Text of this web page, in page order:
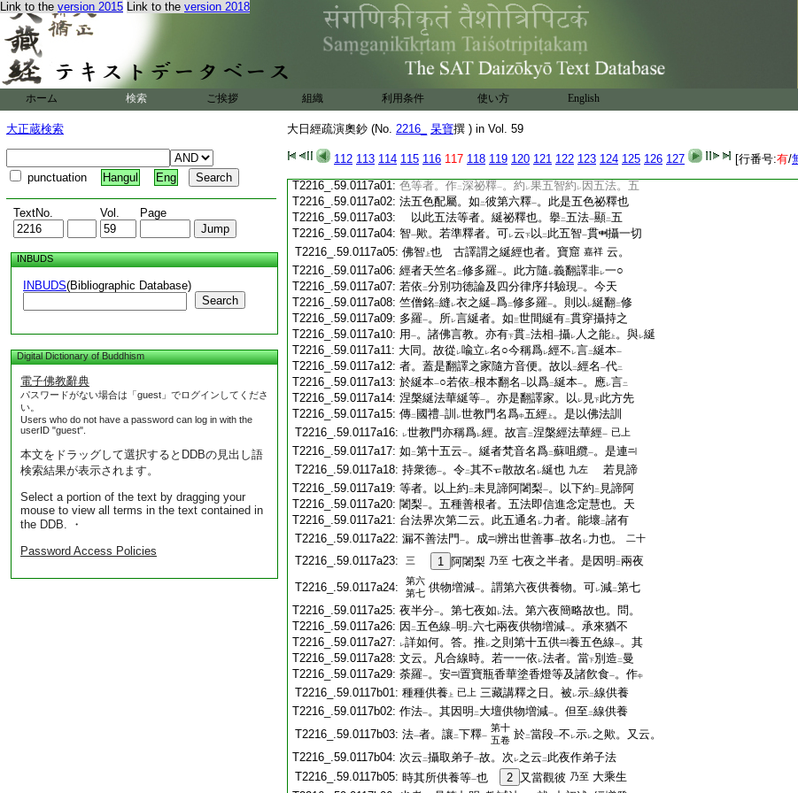
Link to the version 2015 Link to the version 2018
ホーム 検索 ご挨拶 組織 利用条件 使い方 English
大正蔵検索
punctuation Hangul Eng
TextNo. Vol. Page
INBUDS
INBUDS(Bibliographic Database)
Search
Digital Dictionary of Buddhism
電子佛教辭典
パスワードがない場合は「guest」でログインしてくださ
い。
Users who do not have a password can log in with the
userID "guest".
本文をドラッグして選択するとDDBの見出し語
検索結果が表示されます。
Select a portion of the text by dragging your
mouse to view all terms in the text contained in
the DDB. ・
Password Access Policies
大日經疏演奧鈔 (No. 2216_ 杲寶撰 ) in Vol. 59
112 113 114 115 116 117 118 119 120 121 122 123 124 125 126 127 [行番号:有/
T2216_.59.0116c20: 無量生一不 レ令二失壞一也 已上 私案。修多羅此翻
T2216_.59.0116c21:
經。三藏中經詮 定故。繋 等持臂
尤以相應。
T2216_.59.0116c22:或又五色線表 一五智一 。爲 示 二定慧相應義
等持臂
也。或又羂索大悲三昧表示也。悲智
如 次。主 左右兩邊 故繋 定臂 歟。 2
如是攝
T2216_.59.0116c25:受等者。釋 經如是受弟子等二句 一其金剛
T2216_.59.0116c26: 結等者。文次第云。金剛結法從師面受文 云云
T2216_.59.0116c27:智證雜鈔注二此文 云。此結法臨發之際。面
T2216_.59.0116c28:
T2216_.59.0116c29: 垂 附來 云云 結線法可 問 師口 也 復次五
T2216_.59.0117a01: 色等者。作二深祕釋一。約 レ果五智約 レ 因五法。五
T2216_.59.0117a02: 法五色配屬。如 二彼第六釋一。此是五色祕釋也
T2216_.59.0117a03:
以此五法等者。綖祕釋也。擧二五法一顯二五
T2216_.59.0117a04: 智一歟。若準釋者。可レ云下 以 二 此五智一貫
攝一切
T2216_.59.0117a05: 佛智 上也 古譯謂之綖經也者。寶窟 嘉祥 云。
T2216_.59.0117a06: 經者天竺名 二修多羅一。此方隨 レ義翻譯非レ一○
T2216_.59.0117a07: 若依 二分別功徳論及四分律序幷驗現一。今天
T2216_.59.0117a08: 竺僧銘二縫 レ衣之綖一爲二修多羅一。則以 レ綖翻二修
T2216_.59.0117a09: 多羅一。所レ言綖者。如三世間綖有二貫穿攝持之
T2216_.59.0117a10: 用 一。諸佛言教。亦有下貫二法相一攝レ 人之能 上 。與レ綖
T2216_.59.0117a11: 大同。故從 レ喩立 レ名○今稱爲レ經不 レ言二綖本一
T2216_.59.0117a12: 者。蓋是翻譯之家隨方音便。故以 二經名 一代二
T2216_.59.0117a13: 於綖本一○若依 二根本翻名 一 以爲二綖本一。應レ言二
T2216_.59.0117a14: 涅槃綖法華綖等一。亦是翻譯家。以 レ 見下此方先
T2216_.59.0117a15: 傳二 國禮一訓 レ世教門名爲中五經 上 。是以佛法訓
T2216_.59.0117a16:
レ世教門亦稱爲レ經。故言二涅槃經法華經一 已上
T2216_.59.0117a17: 如 二第十五云一。綖者梵音名爲二蘇咀纜一。是連
T2216_.59.0117a18: 持衆徳一。令二其不 散故名 レ綖也 九左
若見諦
T2216_.59.0117a19: 等者。以上約 二未見諦阿闍梨一。以下約 二 見諦阿
T2216_.59.0117a20: 闍梨一。五種善根者。五法即信進念定慧也。天
T2216_.59.0117a21: 台法界次第二云。此五通名 レ力者。能壞 二諸有
T2216_.59.0117a22: 漏不善法門 一。成 辨出世善事一故名 レ力也。 二十
T2216_.59.0117a23: 三 1 阿闍梨 乃至 七夜之半者。是因明 二兩夜
T2216_.59.0117a24:
第六
第七 供物増減一。謂第六夜供養物。可レ減二第七
T2216_.59.0117a25: 夜半分一。第七夜如 レ法。第六夜簡略故也。問。
T2216_.59.0117a26: 因 二五色線一明 二六七兩夜供物増減一。承來猶不
T2216_.59.0117a27:
レ詳如何。答。推レ之則第十五供 養五色線一。其
T2216_.59.0117a28: 文云。凡合線時。若一一依 レ法者。當下別造 二 曼
T2216_.59.0117a29: 荼羅一。安 置寶瓶香華塗香燈等及諸飮食一。作中
T2216_.59.0117b01: 種種供養 上 已上 三藏講釋之日。被 レ示二線供養
T2216_.59.0117b02: 作法一。其因明 二 大壇供物増減一。但至 二線供養
T2216_.59.0117b03: 法一者。讓二下釋一
第十
五卷 於二當段一不 レ示レ之歟。又云。
T2216_.59.0117b04: 次云 二攝取弟子一故。次 レ之云 二 此夜作弟子法
T2216_.59.0117b05: 時其所供養等一也 2 又當觀彼 乃至 大乘生